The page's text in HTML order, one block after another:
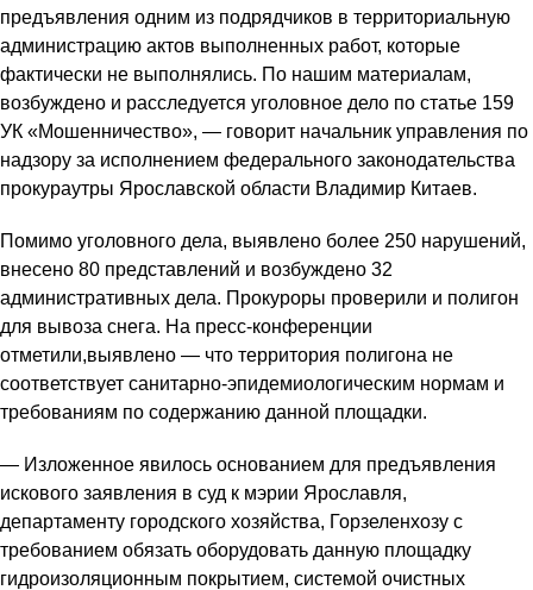
предъявления одним из подрядчиков в территориальную
администрацию актов выполненных работ, которые
фактически не выполнялись. По нашим материалам,
возбуждено и расследуется уголовное дело по статье 159
УК «Мошенничество», — говорит начальник управления по
надзору за исполнением федерального законодательства
прокураутры Ярославской области Владимир Китаев.
Помимо уголовного дела, выявлено более 250 нарушений,
внесено 80 представлений и возбуждено 32
административных дела. Прокуроры проверили и полигон
для вывоза снега. На пресс-конференции
отметили,выявлено — что территория полигона не
соответствует санитарно-эпидемиологическим нормам и
требованиям по содержанию данной площадки.
— Изложенное явилось основанием для предъявления
искового заявления в суд к мэрии Ярославля,
департаменту городского хозяйства, Горзеленхозу с
требованием обязать оборудовать данную площадку
гидроизоляционным покрытием, системой очистных